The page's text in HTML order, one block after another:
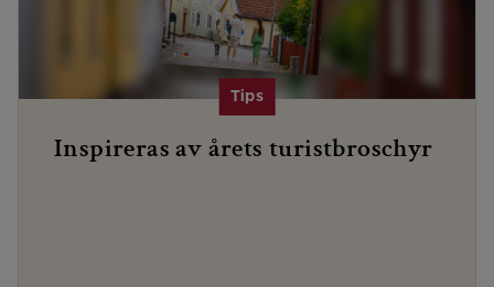
Inspireras av årets turistbroschyr